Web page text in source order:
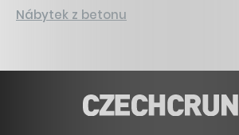
Nábytek z betonu